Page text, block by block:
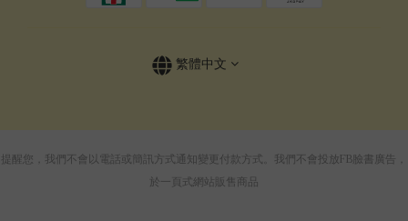
繁體中文
提醒您，我們不會以電話或簡訊方式通知變更付款方式。我們不會投放FB臉書廣告，
於一頁式網站販售商品